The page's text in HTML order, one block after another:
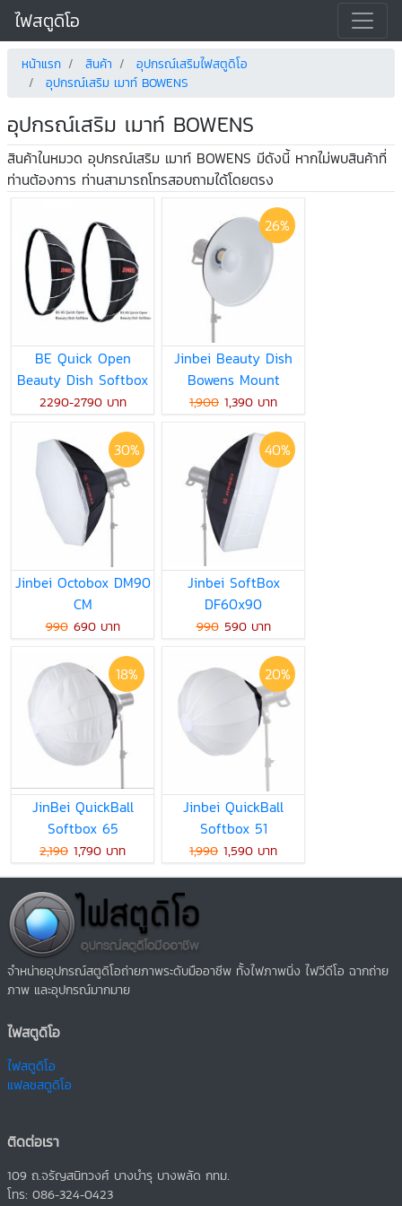
ไฟสตูดิโอ
หน้าแรก สินค้า
อุปกรณ์เสริมไฟสตูดิโอ
อุปกรณ์เสริม เมาท์ BOWENS
อุปกรณ์เสริม เมาท์ BOWENS
สินค้าในหมวด อุปกรณ์เสริม เมาท์ BOWENS มีดังนี้ หากไม่พบสินค้าที่
ท่านต้องการ ท่านสามารถโทรสอบถามได้โดยตรง
BE Quick Open
Beauty Dish Softbox
2290-2790 บาท
26%
Jinbei Beauty Dish
Bowens Mount
1,900 1,390 บาท
30%
Jinbei Octobox DM90
CM
990 690 บาท
40%
Jinbei SoftBox
DF60x90
990 590 บาท
18%
JinBei QuickBall
Softbox 65
2,190 1,790 บาท
20%
Jinbei QuickBall
Softbox 51
1,990 1,590 บาท
จำหน่ายอุปกรณ์สตูดิโอถ่ายภาพระดับมืออาชีพ ทั้งไฟภาพนิ่ง ไฟวีดีโอ ฉากถ่าย
ภาพ และอุปกรณ์มากมาย
ไฟสตูดิโอ
ไฟสตูดิโอ
แฟลชสตูดิโอ
ติดต่อเรา
109 ถ.จรัญสนิทวงศ์ บางบำรุ บางพลัด กทม.
โทร: 086-324-0423